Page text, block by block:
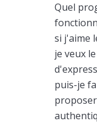
Quel
si j'aime
je veux
puis-je